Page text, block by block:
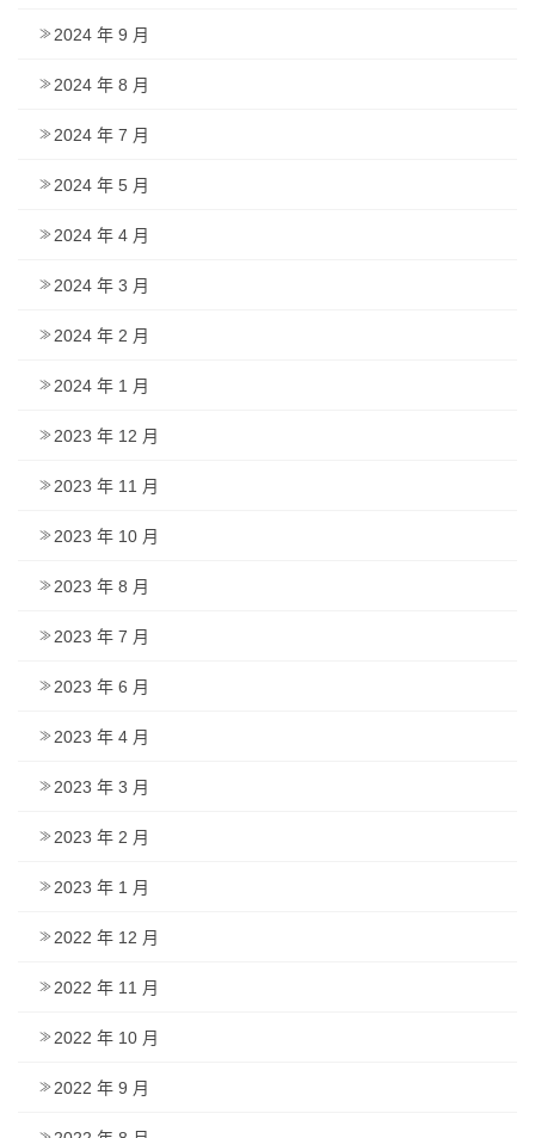
2024 年 9 月
2024 年 8 月
2024 年 7 月
2024 年 5 月
2024 年 4 月
2024 年 3 月
2024 年 2 月
2024 年 1 月
2023 年 12 月
2023 年 11 月
2023 年 10 月
2023 年 8 月
2023 年 7 月
2023 年 6 月
2023 年 4 月
2023 年 3 月
2023 年 2 月
2023 年 1 月
2022 年 12 月
2022 年 11 月
2022 年 10 月
2022 年 9 月